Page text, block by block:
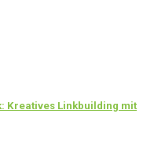
Kreatives Linkbuilding mit